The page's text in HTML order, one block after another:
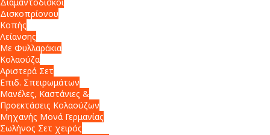
Δισκοπρίονου
Κοπής
Λείανσης
Με Φυλλαράκια
Κολαούζα
Αριστερά Σετ
Επιδ. Σπειρωμάτων
Μανέλες, Καστάνιες &
Προεκτάσεις Κολαούζων
Μηχανής Μονά Γερμανίας
Σωλήνος Σετ χειρός